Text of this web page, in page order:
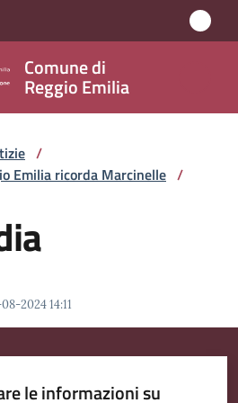
Comune di
Reggio Emilia
Comune
di
Reggio
Emilia
/
Emilia ricorda Marcinelle /
2024 14:11
le informazioni su